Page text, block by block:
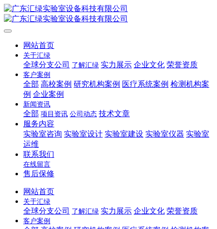
网站首页
关于汇绿
全球分支公司 了解汇绿 实力展示 企业文化 荣誉资质
客户案例
全部 高校案例 研究机构案例 医疗系统案例 检测机构案
例 企业案例
新闻资讯
全部 项目资讯 公司动态 技术文章
服务内容
实验室咨询 实验室设计 实验室建设 实验室仪器 实验室
运维
联系我们
在线留言
售后保修
网站首页
关于汇绿
全球分支公司 了解汇绿 实力展示 企业文化 荣誉资质
客户案例